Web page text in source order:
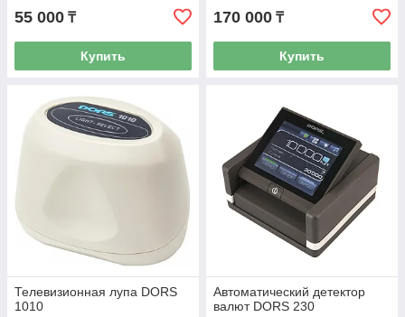
55 000 ₸
Купить
170 000 ₸
Купить
Телевизионная лупа DORS
1010
Автоматический детектор
валют DORS 230